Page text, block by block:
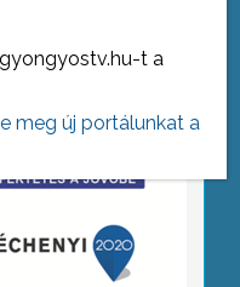
t a
meg új portálunkat a